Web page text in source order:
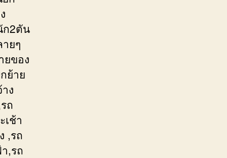
ก2ตัน
ยๆ
ยของ
ย้าย
ง
ถ
ช้า
,รถ
,รถ